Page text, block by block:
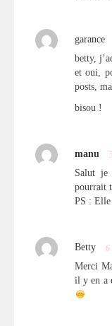
garance
betty,
et oui,
posts,
bisou !
manu
Salut je
pourrait
PS :
Betty 6
Merci
il y en a